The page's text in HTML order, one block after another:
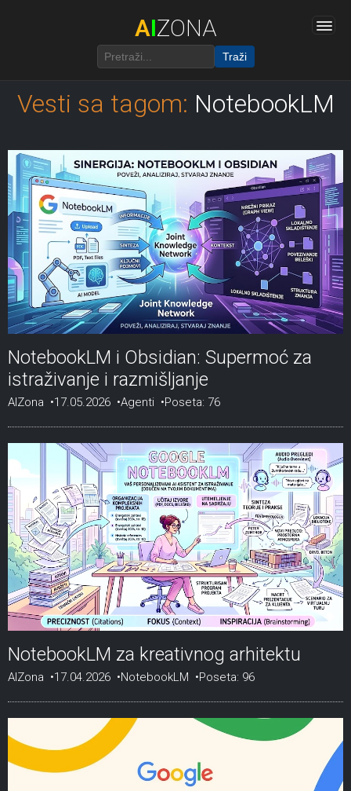
AIZONA
Traži
Vesti sa tagom: NotebookLM
NotebookLM i Obsidian: Supermoć za
istraživanje i razmišljanje
AIZona 17.05.2026 Agenti Poseta: 76
NotebookLM za kreativnog arhitektu
AIZona 17.04.2026 NotebookLM Poseta: 96